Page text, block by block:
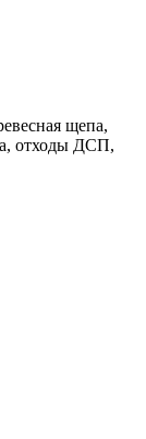
щепа,
отходы ДСП,